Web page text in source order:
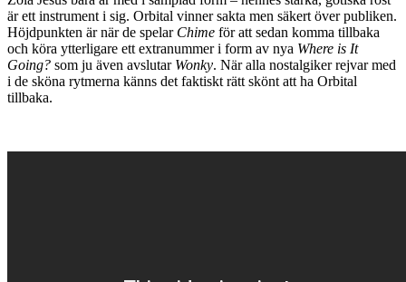
är ett instrument i sig. Orbital vinner sakta men säkert över publiken.
Höjdpunkten är när de spelar Chime för att sedan komma tillbaka
och köra ytterligare ett extranummer i form av nya Where is It
Going? som ju även avslutar Wonky. När alla nostalgiker rejvar med
i de sköna rytmerna känns det faktiskt rätt skönt att ha Orbital
tillbaka.